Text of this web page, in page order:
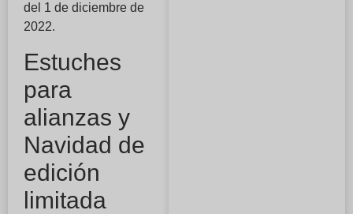
del 1 de diciembre de
2022.
Estuches
para
alianzas y
Navidad de
edición
limitada